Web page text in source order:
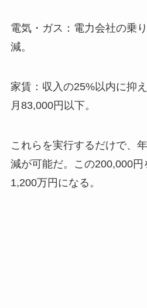
電気・ガス：電力会社の乗
減。
家賃：収入の25%以内に抑
月83,000円以下。
これらを実行するだけで、
減が可能だ。この200,000
1,200万円になる。